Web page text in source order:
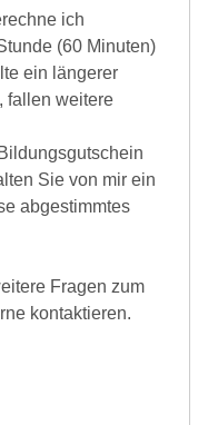
ich
(60 Minuten)
ein längerer
fallen weitere
Sie von mir ein
abgestimmtes
Fragen zum
kontaktieren.